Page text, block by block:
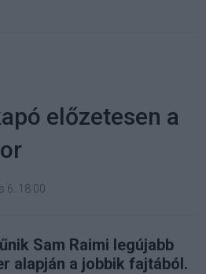
előzetesen a
6. 18:00
Sam Raimi legújabb
alapján a jobbik fajtából.